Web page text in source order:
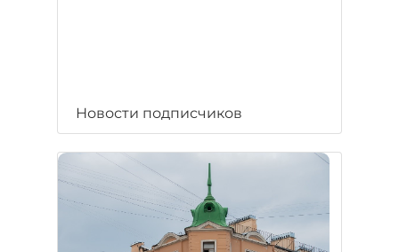
Новости подписчиков